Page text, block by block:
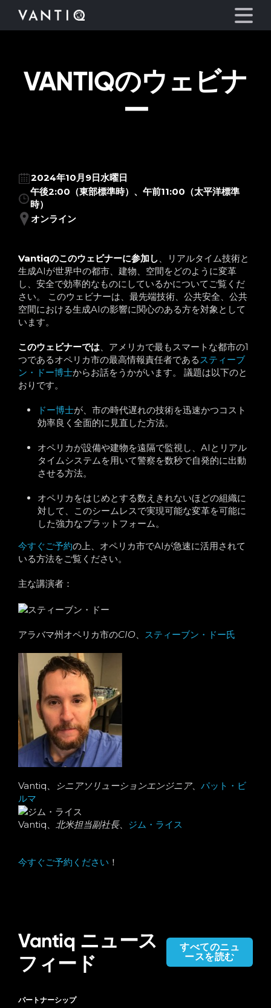
プラットフォーム
お役立ち情報
会社情報
VANTIQのウェビナ
ー
2024年10月9日水曜日
午後2:00（東部標準時）、午前11:00（太平洋標準
時）
オンライン
Vantiqのこのウェビナーに参加し、リアルタイム技術と
生成AIが世界中の都市、建物、空間をどのように変革
し、安全で効率的なものにしているかについてご覧くだ
さい。 このウェビナーは、最先端技術、公共安全、公共
空間における生成AIの影響に関心のある方を対象として
います。
このウェビナーでは、アメリカで最もスマートな都市の1
つであるオペリカ市の最高情報責任者であるスティーブ
ン・ドー博士からお話をうかがいます。 議題は以下のと
おりです。
ドー博士が、市の時代遅れの技術を迅速かつコスト
効率良く全面的に見直した方法。
オペリカが設備や建物を遠隔で監視し、AIとリアル
タイムシステムを用いて警察を数秒で自発的に出動
させる方法。
オペリカをはじめとする数えきれないほどの組織に
対して、このシームレスで実現可能な変革を可能に
した強力なプラットフォーム。
今すぐご予約の上、オペリカ市でAIが急速に活用されて
いる方法をご覧ください。
主な講演者：
アラバマ州オペリカ市のCIO スティーブン・ドー氏
Vantiq、 シニアソリューションエンジニア、 パット・ビ
ルマ
Vantiq、 北米担当副社長、 ジム・ライス
今すぐご予約ください ！
Vantiq ニュース
フィード
すべてのニュ
ースを読む
パートナーシップ